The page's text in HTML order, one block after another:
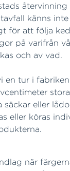
känns
för att följa
på varifrån
och av vad.
en tur i
säckar eller
eller köras
när